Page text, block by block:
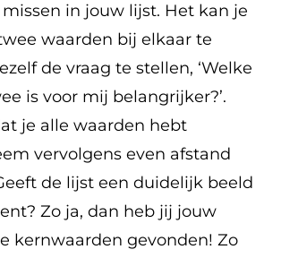
in jouw lijst. Het kan je
waarden bij elkaar te
de vraag te stellen, ‘Welke
is voor mij belangrijker?’.
je alle waarden hebt
vervolgens even afstand
de lijst een duidelijk beeld
Zo ja, dan heb jij jouw
kernwaarden gevonden! Zo